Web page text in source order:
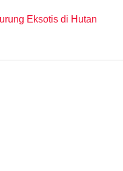
Eksotis di Hutan